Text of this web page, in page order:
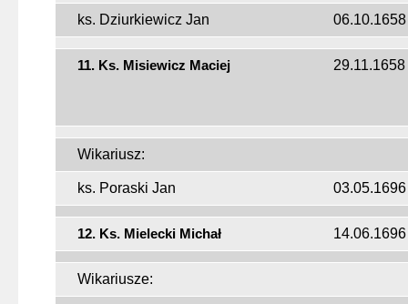
ks. Dziurkiewicz Jan 06.10.1658
11. Ks. Misiewicz Maciej 29.11.1658
Wikariusz:
ks. Poraski Jan 03.05.1696
12. Ks. Mielecki Michał 14.06.1696
Wikariusze: